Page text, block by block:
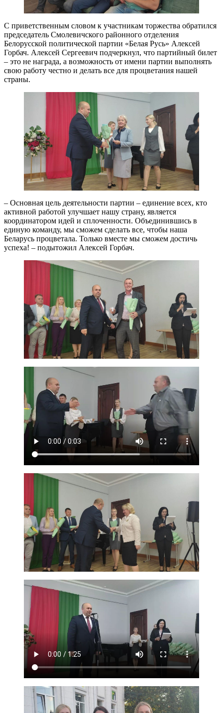
С приветственным словом к участникам торжества обратился
председатель Смолевичского районного отделения
Белорусской политической партии «Белая Русь» Алексей
Горбач. Алексей Сергеевич подчеркнул, что партийный билет
– это не награда, а возможность от имени партии выполнять
свою работу честно и делать все для процветания нашей
страны.
– Основная цель деятельности партии – единение всех, кто
активной работой улучшает нашу страну, является
координатором идей и сплоченности. Объединившись в
единую команду, мы сможем сделать все, чтобы наша
Беларусь процветала. Только вместе мы сможем достичь
успеха! – подытожил Алексей Горбач.